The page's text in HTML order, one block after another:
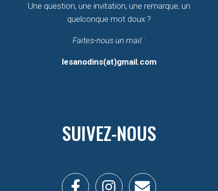
Une question, une invitation, une remarque, un
quelconque mot doux ?
Faites-nous un mail :
lesanodins(at)gmail.com
SUIVEZ-NOUS